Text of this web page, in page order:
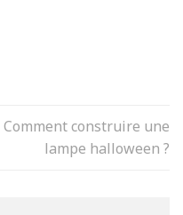
Comment construire une
lampe halloween ?